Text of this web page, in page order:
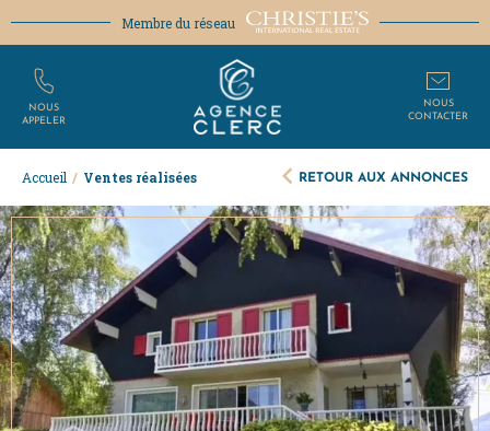
Accueil / Ventes réalisées RETOUR AUX ANNONCES
Membre du réseau
NOUS
APPELER
NOUS
CONTACTER